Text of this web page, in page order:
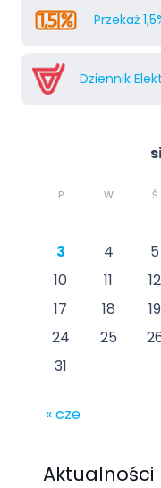
Przekaż
Dziennik
P W Ś
3
4 5
10
11 12
17
18 19
24
25
31
« cze
Aktualności